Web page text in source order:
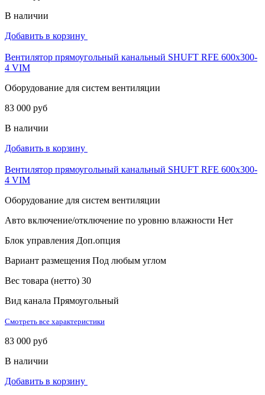
В наличии
Добавить в корзину
Вентилятор прямоугольный канальный SHUFT RFE 600х300-
4 VIM
Оборудование для систем вентиляции
83 000 руб
В наличии
Добавить в корзину
Вентилятор прямоугольный канальный SHUFT RFE 600х300-
4 VIM
Оборудование для систем вентиляции
Авто включение/отключение по уровню влажности Нет
Блок управления Доп.опция
Вариант размещения Под любым углом
Вес товара (нетто) 30
Вид канала Прямоугольный
Смотреть все характеристики
83 000 руб
В наличии
Добавить в корзину